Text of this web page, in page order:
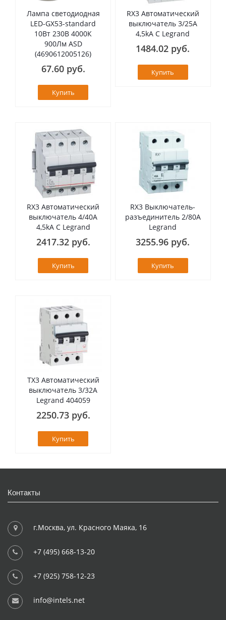
Лампа светодиодная
LED-GX53-standard
10Вт 230В 4000К
900Лм ASD
(4690612005126)
67.60 руб.
Купить
RX3 Автоматический
выключатель 3/25А
4,5kA C Legrand
1484.02 руб.
Купить
RX3 Автоматический
выключатель 4/40А
4,5kA C Legrand
2417.32 руб.
Купить
RX3 Выключатель-
разъединитель 2/80А
Legrand
3255.96 руб.
Купить
TX3 Автоматический
выключатель 3/32А
Legrand 404059
2250.73 руб.
Купить
Контакты
г.Москва, ул. Красного Маяка, 16
+7 (495) 668-13-20
+7 (925) 758-12-23
info@intels.net